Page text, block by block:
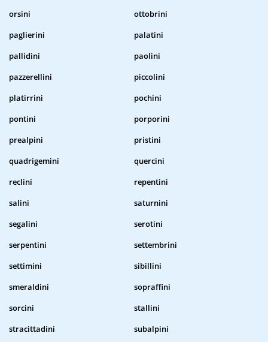
orsini
ottobrini
paglierini
palatini
pallidini
paolini
pazzerellini
piccolini
platirrini
pochini
pontini
porporini
prealpini
pristini
quadrigemini
quercini
reclini
repentini
salini
saturnini
segalini
serotini
serpentini
settembrini
settimini
sibillini
smeraldini
sopraffini
sorcini
stallini
stracittadini
subalpini